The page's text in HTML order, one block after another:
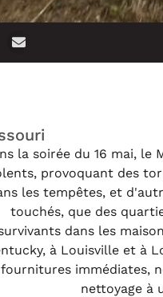
la soirée du 16 mai, le
provoquant des
les tempêtes, et
touchés, que des
dans les
à Louisville et à
fournitures immédiates,
nettoyage à